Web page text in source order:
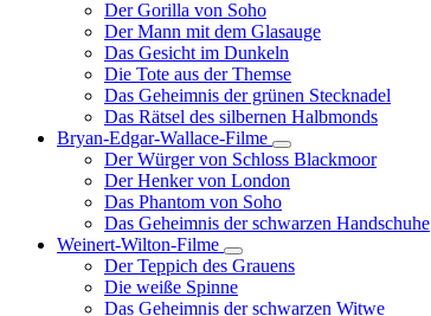
Der Gorilla von Soho
Der Mann mit dem Glasauge
Das Gesicht im Dunkeln
Die Tote aus der Themse
Das Geheimnis der grünen Stecknadel
Das Rätsel des silbernen Halbmonds
Bryan-Edgar-Wallace-Filme
Unternavigation
von
Bryan-
Wallace-
Der Würger von Schloss Blackmoor
Der Henker von London
Das Phantom von Soho
Das Geheimnis der schwarzen Handschuhe
Weinert-Wilton-Filme
Unternavigation
von
Weinert-
Der Teppich des Grauens
Die weiße Spinne
Das Geheimnis der schwarzen Witwe